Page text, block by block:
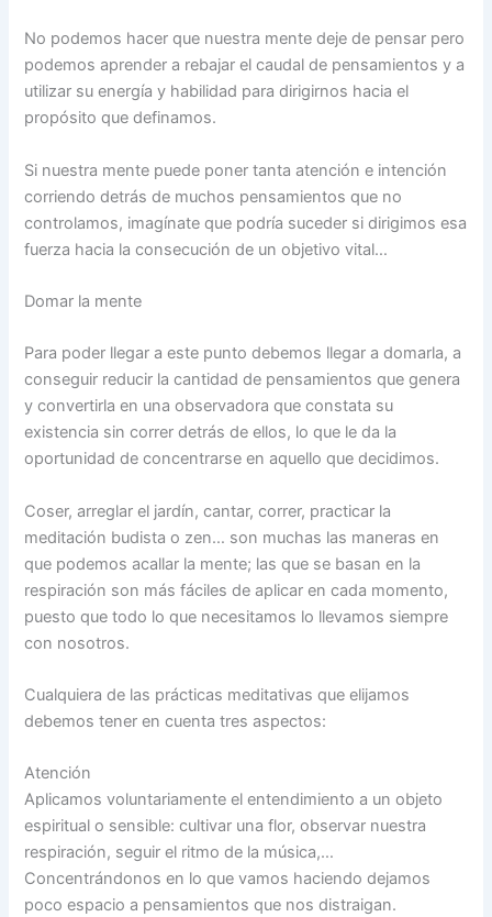
No podemos hacer que nuestra mente deje de pensar pero
podemos aprender a rebajar el caudal de pensamientos y a
utilizar su energía y habilidad para dirigirnos hacia el
propósito que definamos.
Si nuestra mente puede poner tanta atención e intención
corriendo detrás de muchos pensamientos que no
controlamos, imagínate que podría suceder si dirigimos esa
fuerza hacia la consecución de un objetivo vital…
Domar la mente
Para poder llegar a este punto debemos llegar a domarla, a
conseguir reducir la cantidad de pensamientos que genera
y convertirla en una observadora que constata su
existencia sin correr detrás de ellos, lo que le da la
oportunidad de concentrarse en aquello que decidimos.
Coser, arreglar el jardín, cantar, correr, practicar la
meditación budista o zen… son muchas las maneras en
que podemos acallar la mente; las que se basan en la
respiración son más fáciles de aplicar en cada momento,
puesto que todo lo que necesitamos lo llevamos siempre
con nosotros.
Cualquiera de las prácticas meditativas que elijamos
debemos tener en cuenta tres aspectos:
Atención
Aplicamos voluntariamente el entendimiento a un objeto
espiritual o sensible: cultivar una flor, observar nuestra
respiración, seguir el ritmo de la música,…
Concentrándonos en lo que vamos haciendo dejamos
poco espacio a pensamientos que nos distraigan.